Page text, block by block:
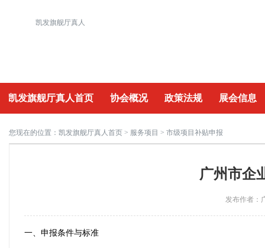
凯发旗舰厅真人
凯发旗舰厅真人首页 协会概况 政策法规 展会信息
重要活动
您现在的位置： 凯发旗舰厅真人首页 > 服务项目 > 市级项目补贴申报
广州市企
发布作者
一、申报条件与标准